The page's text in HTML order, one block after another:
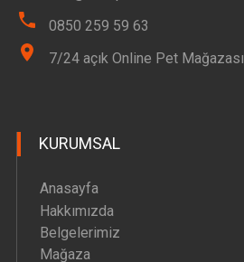
0850 259 59 63
7/24 açık Online Pet Mağazası
KURUMSAL
Anasayfa
Hakkımızda
Belgelerimiz
Mağaza